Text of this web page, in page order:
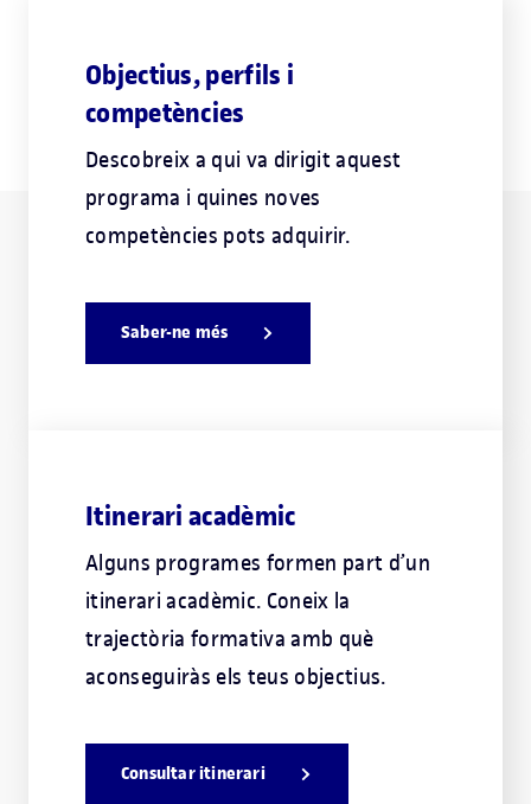
Objectius, perfils i
competències
Descobreix a qui va dirigit aquest
programa i quines noves
competències pots adquirir.
Saber-ne més
Itinerari acadèmic
Alguns programes formen part d’un
itinerari acadèmic. Coneix la
trajectòria formativa amb què
aconseguiràs els teus objectius.
Consultar itinerari